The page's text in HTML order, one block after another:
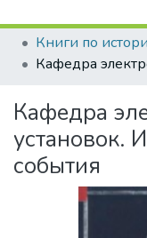
Книги по
Книги по
Кафедра
установок.
события